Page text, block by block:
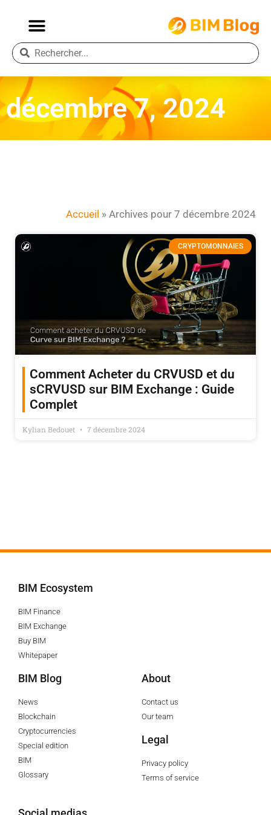
décembre 7, 2024
Accueil » Archives pour 7 décembre 2024
CRYPTOMONNAIES
Comment Acheter du CRVUSD et du
sCRVUSD sur BIM Exchange : Guide
Complet
Kylian Bedouet 7 décembre 2024
BIM Ecosystem
BIM Finance
BIM Exchange
Buy BIM
Whitepaper
BIM Blog
News
Blockchain
Cryptocurrencies
Special edition
BIM
Glossary
About
Contact us
Our team
Legal
Privacy policy
Terms of service